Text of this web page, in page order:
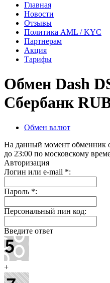
Главная
Новости
Отзывы
Политика AML / KYC
Партнерам
Акция
Тарифы
Обмен Dash
Сбербанк
Обмен валют
На данный момент обменник
до 23:00 по московскому
Авторизация
Логин или e-mail *:
Пароль *:
Персональный пин код:
Введите ответ
+